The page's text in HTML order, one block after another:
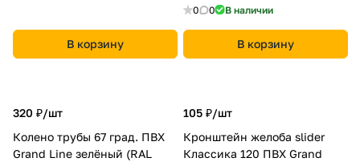
В корзину
0 0 В наличии
В корзину
320 ₽/шт
Колено трубы 67 град. ПВХ
Grand Line зелёный (RAL
105 ₽/шт
Кронштейн желоба slider
Классика 120 ПВХ Grand